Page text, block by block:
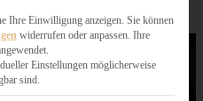
Ihre Einwilligung anzeigen. Sie können
widerrufen oder anpassen. Ihre
Einstellungen möglicherweise
sind.